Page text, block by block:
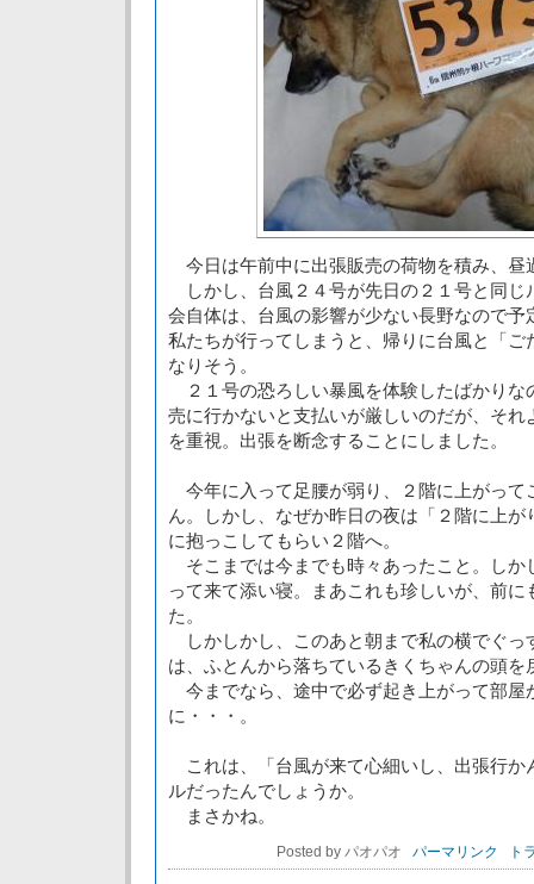
今日は午前中に出張販売の荷物を積み、昼
しかし、台風２４号が先日の２１号と同じ
会自体は、台風の影響が少ない長野なので予
私たちが行ってしまうと、帰りに台風と「ご
なりそう。
２１号の恐ろしい暴風を体験したばかりな
売に行かないと支払いが厳しいのだが、それ
を重視。出張を断念することにしました。
今年に入って足腰が弱り、２階に上がって
ん。しかし、なぜか昨日の夜は「２階に上
に抱っこしてもらい２階へ。
そこまでは今までも時々あったこと。しか
って来て添い寝。まあこれも珍しいが、前
た。
しかしかし、このあと朝まで私の横でぐっ
は、ふとんから落ちているきくちゃんの頭を
今までなら、途中で必ず起き上がって部屋
に・・・。
これは、「台風が来て心細いし、出張行か
ルだったんでしょうか。
まさかね。
Posted by パオパオ パーマリンク ト